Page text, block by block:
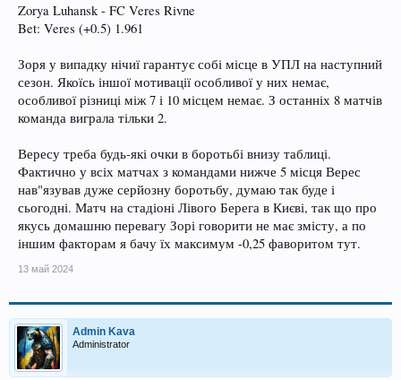
Zorya Luhansk - FC Veres Rivne
Bet: Veres (+0.5) 1.961
Зоря у випадку нічиї гарантує собі місце в УПЛ на наступний
сезон. Якоїсь іншої мотивації особливої у них немає,
особливої різниці між 7 і 10 місцем немає. З останніх 8 матчів
команда виграла тільки 2.
Вересу треба будь-які очки в боротьбі внизу таблиці.
Фактично у всіх матчах з командами нижче 5 місця Верес
нав"язував дуже серйозну боротьбу, думаю так буде і
сьогодні. Матч на стадіоні Лівого Берега в Києві, так що про
якусь домашню перевагу Зорі говорити не має змісту, а по
іншим факторам я бачу їх максимум -0,25 фаворитом тут.
13 май 2024
Admin Kava
Administrator